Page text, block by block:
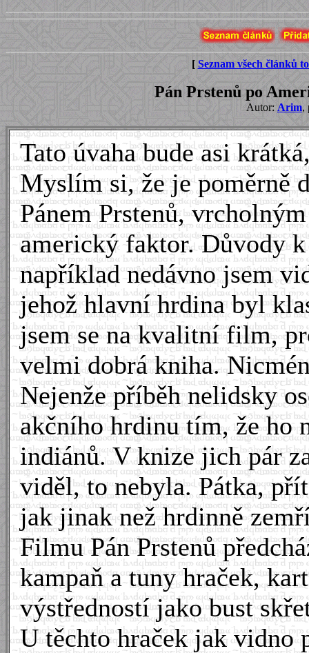
[ Seznam všech článků
Pán Prstenů po
Autor: Arim,
Tato úvaha bude asi
Myslím si, že je poměrně
Pánem Prstenů,
americký faktor. Důvody
například nedávno jsem
jehož hlavní hrdina byl
jsem se na kvalitní film,
velmi dobrá kniha.
Nejenže příběh nelidsky
akčního hrdinu tím, že ho
indiánů. V knize jich pár
viděl, to nebyla. Pátka,
jak jinak než hrdinně
Filmu Pán Prstenů
kampaň a tuny hraček,
výstředností jako bust
U těchto hraček jak vidno